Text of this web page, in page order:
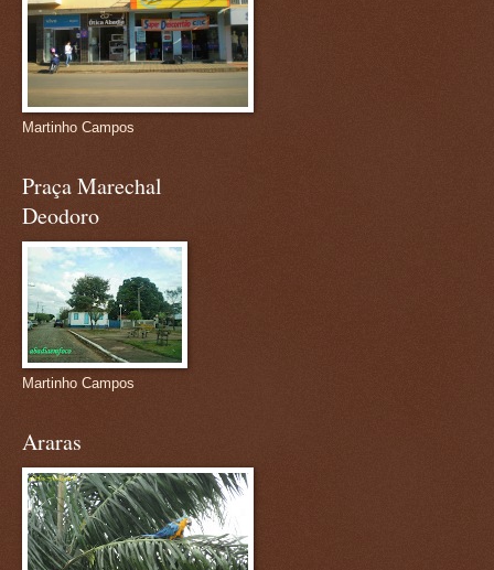
Martinho Campos
Praça Marechal
Deodoro
Martinho Campos
Araras